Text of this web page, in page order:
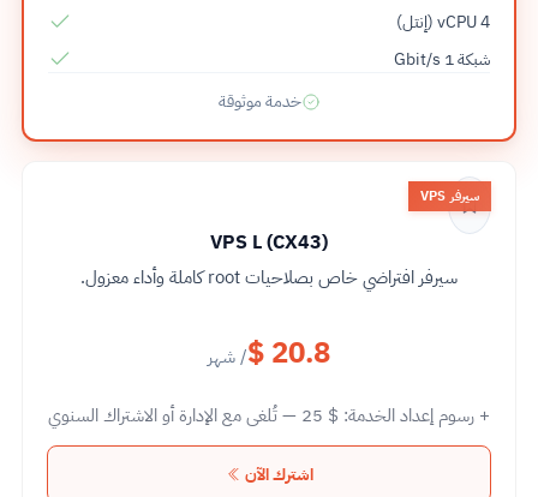
4 vCPU (إنتل)
شبكة 1 Gbit/s
خدمة موثوقة
سيرفر VPS
VPS L (CX43)
سيرفر افتراضي خاص بصلاحيات root كاملة وأداء معزول.
$ 20.8/ شهر
+ رسوم إعداد الخدمة: 25 $ — تُلغى مع الإدارة أو الاشتراك السنوي
اشترك الآن